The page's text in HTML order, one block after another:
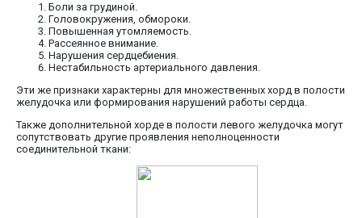
Боли за грудиной.
Головокружения, обмороки.
Повышенная утомляемость.
Рассеянное внимание.
Нарушения сердцебиения.
Нестабильность артериального давления.
Эти же признаки характерны для множественных хорд в полости
желудочка или формирования нарушений работы сердца.
Также дополнительной хорде в полости левого желудочка могут
сопутствовать другие проявления неполноценности
соединительной ткани: